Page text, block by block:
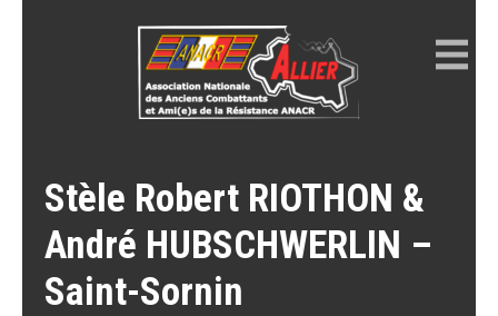
Stèle Robert RIOTHON &
André HUBSCHWERLIN –
Saint-Sornin